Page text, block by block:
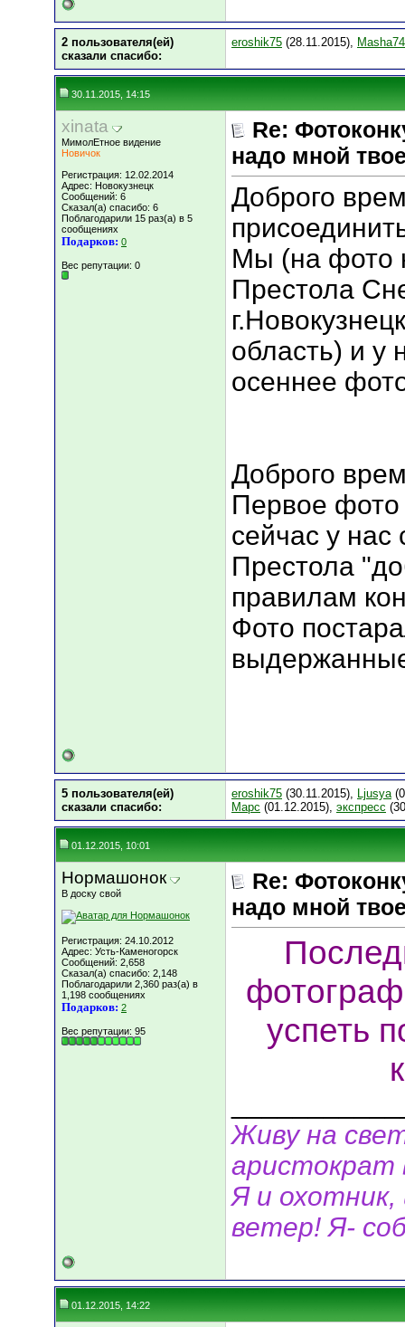
2 пользователя(ей)
сказали cпасибо:
eroshik75 (28.11.2015),
30.11.2015, 14:15
xinata
МимолЕтное видение
Новичок
Регистрация: 12.02.2014
Адрес: Новокузнецк
Сообщений: 6
Сказал(а) спасибо: 6
Поблагодарили 15 раз(а) в 5
сообщениях
Подарков: 0
Вес репутации: 0
Re:
надо мной
Доброго
Мы (на фото
Престола
область) и у
осеннее
Доброго
Первое
сейчас у
Престола
правилам
Фото
5 пользователя(ей)
сказали cпасибо:
eroshik75 (30.11.2015), Ljusya
Марс (01.12.2015), экспресс
01.12.2015, 10:01
Нормашонок
В доску свой
Регистрация: 24.10.2012
Адрес: Усть-Каменогорск
Сообщений: 2,658
Сказал(а) спасибо: 2,148
Поблагодарили 2,360 раз(а) в
1,198 сообщениях
Подарков: 2
Вес репутации: 95
Re:
надо мной
успеть
Живу на
аристократ
Я и охотник,
ветер! Я-
01.12.2015, 14:22